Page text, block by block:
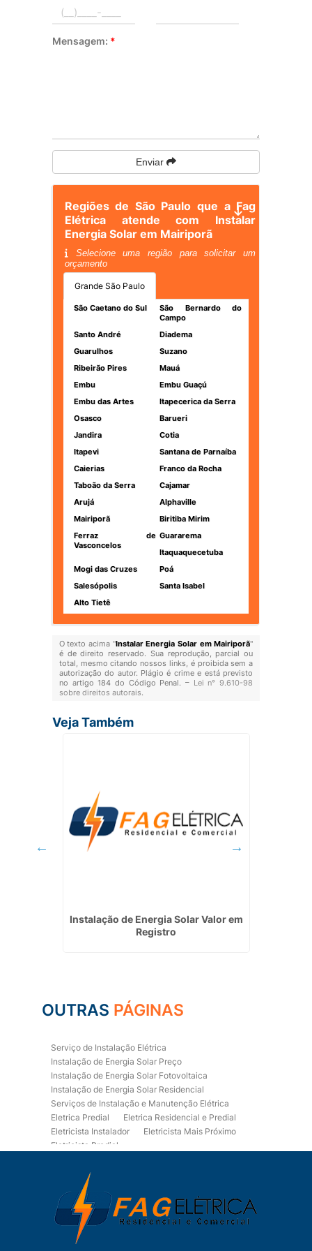
Mensagem: *
Enviar
Regiões de São Paulo que a Fag
Elétrica atende com Instalar
Energia Solar em Mairiporã
Selecione uma região para solicitar um
orçamento
Grande São Paulo
São Caetano do Sul
São Bernardo do
Campo
Santo André
Diadema
Guarulhos
Suzano
Ribeirão Pires
Mauá
Embu
Embu Guaçú
Embu das Artes
Itapecerica da Serra
Osasco
Barueri
Jandira
Cotia
Itapevi
Santana de Parnaíba
Caierias
Franco da Rocha
Taboão da Serra
Cajamar
Arujá
Alphaville
Mairiporã
Biritiba Mirim
Ferraz de
Vasconcelos
Guararema
Itaquaquecetuba
Mogi das Cruzes
Poá
Salesópolis
Santa Isabel
Alto Tietê
O texto acima "Instalar Energia Solar em Mairiporã"
é de direito reservado. Sua reprodução, parcial ou
total, mesmo citando nossos links, é proibida sem a
autorização do autor. Plágio é crime e está previsto
no artigo 184 do Código Penal. – Lei n° 9.610-98
sobre direitos autorais.
Veja Também
Instalação de Energia Solar Valor em
Registro
OUTRAS PÁGINAS
Serviço de Instalação Elétrica
Instalação de Energia Solar Preço
Instalação de Energia Solar Fotovoltaica
Instalação de Energia Solar Residencial
Serviços de Instalação e Manutenção Elétrica
Eletrica Predial
Eletrica Residencial e Predial
Eletricista Instalador
Eletricista Mais Próximo
Eletricista Predial
Eletricista Residencial
Eletricista Residencial E Predial
Eletricistas de Manutenção
Empresa de Instalações Elétricas
Empresa de Manutenção Eletrica
Empresa de Prestação de Serviços Eletricos